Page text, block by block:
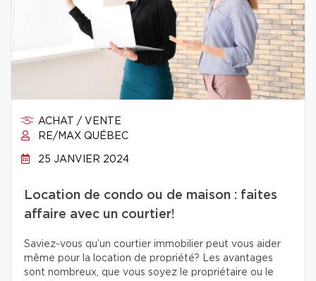
ACHAT / VENTE
RE/MAX QUÉBEC
25 JANVIER 2024
Location de condo ou de maison : faites
affaire avec un courtier!
Saviez-vous qu’un courtier immobilier peut vous aider
même pour la location de propriété? Les avantages
sont nombreux, que vous soyez le propriétaire ou le